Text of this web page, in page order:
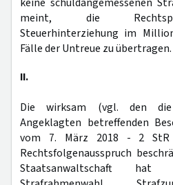
meint, die
Steuerhinterziehung im
Fälle der Untreue zu übertragen.
II.
Die wirksam (vgl. den
Angeklagten betreffenden
vom 7. März 2018 - 2 StR
Rechtsfolgenausspruch
Staatsanwaltschaft hat